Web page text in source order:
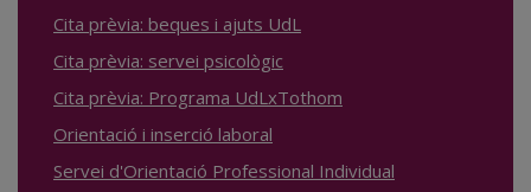
Cita prèvia: beques i ajuts UdL
Cita prèvia: servei psicològic
Cita prèvia: Programa UdLxTothom
Orientació i inserció laboral
Servei d'Orientació Professional Individual